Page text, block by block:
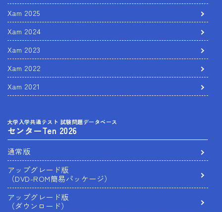
Xam 2025
Xam 2024
Xam 2023
Xam 2022
Xam 2021
大学入学共通テスト 試験問題データベース
センターTen 2026
通常版
アップグレード版
（DVD-ROM簡易パッケージ）
アップグレード版
（ダウンロード）